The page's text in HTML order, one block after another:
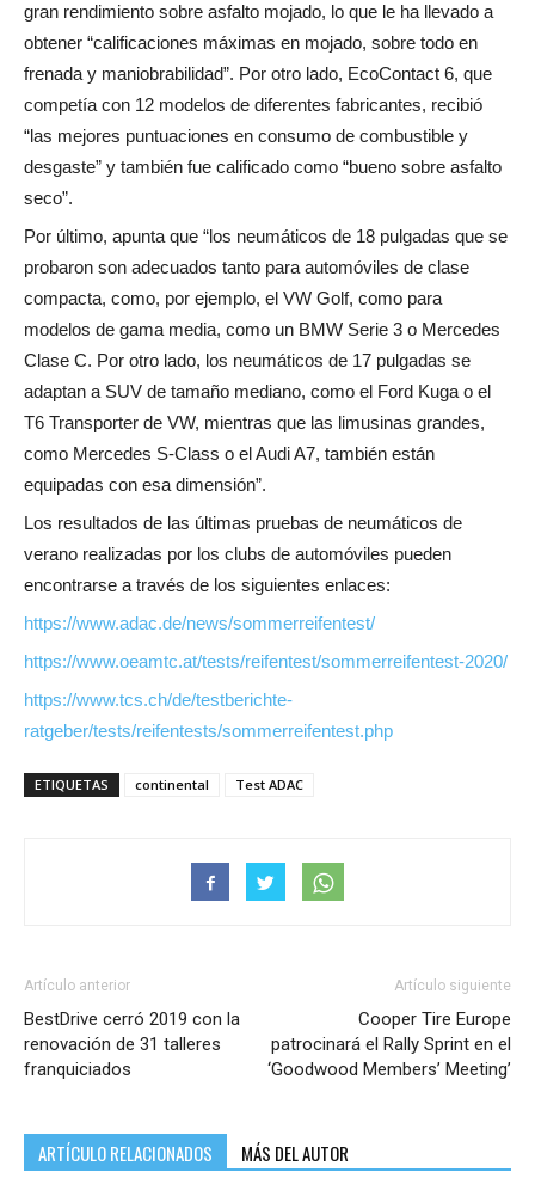
gran rendimiento sobre asfalto mojado, lo que le ha llevado a
obtener “calificaciones máximas en mojado, sobre todo en
frenada y maniobrabilidad”. Por otro lado, EcoContact 6, que
competía con 12 modelos de diferentes fabricantes, recibió
“las mejores puntuaciones en consumo de combustible y
desgaste” y también fue calificado como “bueno sobre asfalto
seco”.
Por último, apunta que “los neumáticos de 18 pulgadas que se
probaron son adecuados tanto para automóviles de clase
compacta, como, por ejemplo, el VW Golf, como para
modelos de gama media, como un BMW Serie 3 o Mercedes
Clase C. Por otro lado, los neumáticos de 17 pulgadas se
adaptan a SUV de tamaño mediano, como el Ford Kuga o el
T6 Transporter de VW, mientras que las limusinas grandes,
como Mercedes S-Class o el Audi A7, también están
equipadas con esa dimensión”.
Los resultados de las últimas pruebas de neumáticos de
verano realizadas por los clubs de automóviles pueden
encontrarse a través de los siguientes enlaces:
https://www.adac.de/news/sommerreifentest/
https://www.oeamtc.at/tests/reifentest/sommerreifentest-2020/
https://www.tcs.ch/de/testberichte-
ratgeber/tests/reifentests/sommerreifentest.php
ETIQUETAS continental Test ADAC
Artículo anterior
BestDrive cerró 2019 con la
renovación de 31 talleres
franquiciados
Artículo siguiente
Cooper Tire Europe
patrocinará el Rally Sprint en el
‘Goodwood Members’ Meeting’
ARTÍCULO RELACIONADOS MÁS DEL AUTOR